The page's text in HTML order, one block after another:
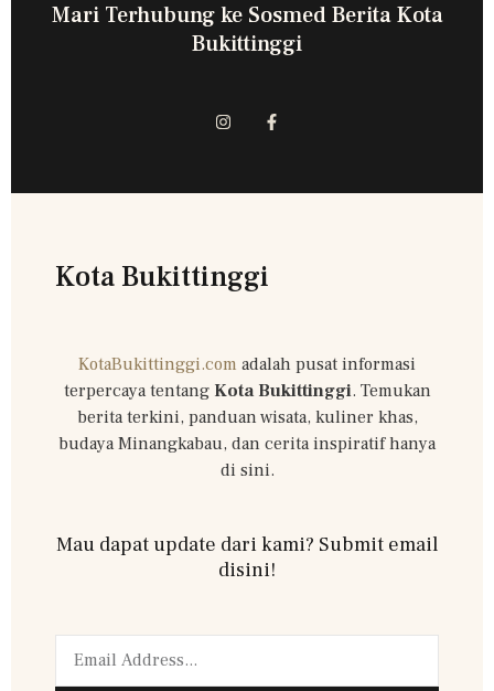
Mari Terhubung ke Sosmed Berita Kota
Bukittinggi
Kota Bukittinggi
KotaBukittinggi.com adalah pusat informasi
terpercaya tentang Kota Bukittinggi. Temukan
berita terkini, panduan wisata, kuliner khas,
budaya Minangkabau, dan cerita inspiratif hanya
di sini.
Mau dapat update dari kami? Submit email
disini!